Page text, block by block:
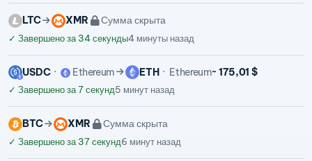
LTC XMR Сумма скрыта
✓ Завершено за 34 секунды4 минуты назад
USDC Ethereum ETH Ethereum~ 175,01 $
✓ Завершено за 7 секунд5 минут назад
BTC XMR Сумма скрыта
✓ Завершено за 37 секунд6 минут назад